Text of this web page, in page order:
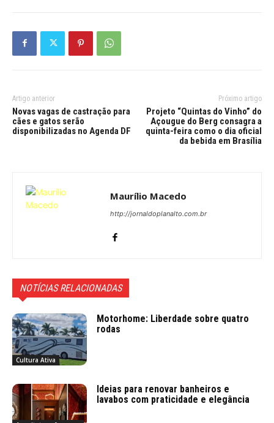
Artigo anterior
Novas vagas de castração para
cães e gatos serão
disponibilizadas no Agenda DF
Próximo artigo
Projeto “Quintas do Vinho” do
Açougue do Berg consagra a
quinta-feira como o dia oficial
da bebida em Brasília
Maurílio Macedo
http://jornaldoplanalto.com.br
NOTÍCIAS RELACIONADAS
Cultura Ativa
Motorhome: Liberdade sobre quatro
rodas
Ideias para renovar banheiros e
lavabos com praticidade e elegância